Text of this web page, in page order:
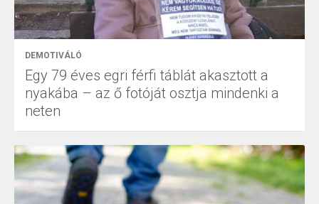
DEMOTIVÁLÓ
Egy 79 éves egri férfi táblát akasztott a
nyakába – az ő fotóját osztja mindenki a
neten